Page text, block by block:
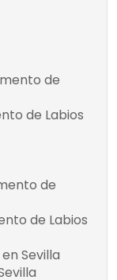
de
de Labios
Aplicación de
Infiltración del
Revisión Post-
de
de Labios
Sevilla